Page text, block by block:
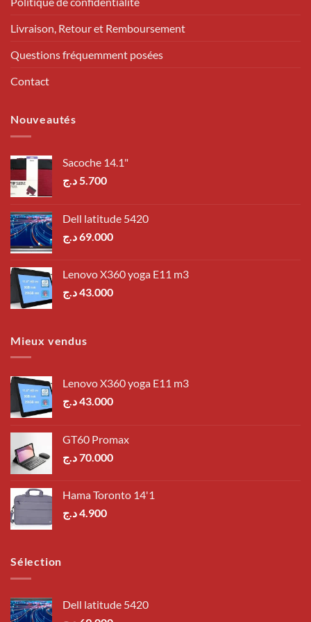
Livraison, Retour et Remboursement
Questions fréquemment posées
Contact
Nouveautés
Sacoche 14.1"
5.700د.ج
Dell latitude 5420
69.000د.ج
Lenovo X360 yoga E11 m3
43.000د.ج
Mieux vendus
Lenovo X360 yoga E11 m3
43.000د.ج
GT60 Promax
70.000د.ج
Hama Toronto 14'1
4.900د.ج
Sélection
Dell latitude 5420